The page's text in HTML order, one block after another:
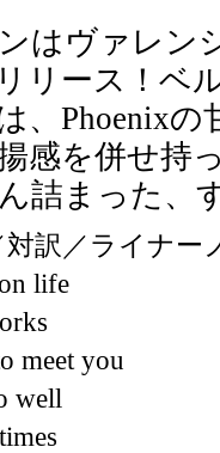
はヴァレン
リース！ベ
、Phoenix
感を併せ持
詰まった、
訳／ライナー
life
meet you
well